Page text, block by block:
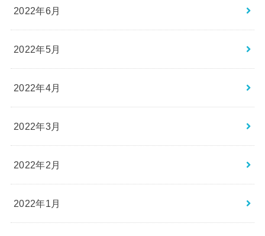
2022年6月
2022年5月
2022年4月
2022年3月
2022年2月
2022年1月